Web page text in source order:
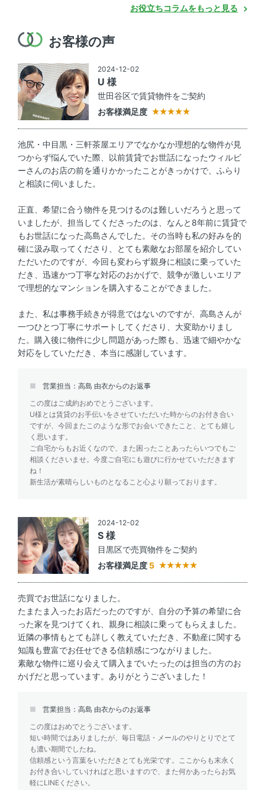
お役立ちコラムをもっと見る
お客様の声
2024-12-02
U 様
世田谷区で賃貸物件をご契約
お客様満足度
池尻・中目黒・三軒茶屋エリアでなかなか理想的な物件が見
つからず悩んでいた際、以前賃貸でお世話になったウィルビ
ーさんのお店の前を通りかかったことがきっかけで、ふらり
と相談に伺いました。
正直、希望に合う物件を見つけるのは難しいだろうと思って
いましたが、担当してくださったのは、なんと8年前に賃貸で
もお世話になった高島さんでした。その当時も私の好みを的
確に汲み取ってくださり、とても素敵なお部屋を紹介してい
ただいたのですが、今回も変わらず親身に相談に乗っていた
だき、迅速かつ丁寧な対応のおかげで、競争が激しいエリア
で理想的なマンションを購入することができました。
また、私は事務手続きが得意ではないのですが、高島さんが
一つひとつ丁寧にサポートしてくださり、大変助かりまし
た。購入後に物件に少し問題があった際も、迅速で細やかな
対応をしていただき、本当に感謝しています。
営業担当：高島 由衣からのお返事
この度はご成約おめでとうございます。
U様とは賃貸のお手伝いをさせていただいた時からのお付き合い
ですが、今回またこのような形でお会いできたこと、とても嬉し
く思います。
ご自宅からもお近くなので、また困ったことあったらいつでもご
相談くださいませ。今度ご自宅にも遊びに行かせていただきます
ね！
新生活が素晴らしいものとなること心より願っております。
2024-12-02
S 様
目黒区で売買物件をご契約
お客様満足度 5
売買でお世話になりました。
たまたま入ったお店だったのですが、自分の予算の希望に合
った家を見つけてくれ、親身に相談に乗ってもらえました。
近隣の事情もとても詳しく教えていただき、不動産に関する
知識も豊富でお任せできる信頼感につながりました。
素敵な物件に巡り会えて購入までいたったのは担当の方のお
かげだと思っています。ありがとうございました！
営業担当：高島 由衣からのお返事
この度はおめでとうございます。
短い時間ではありましたが、毎日電話・メールのやりとりでとて
も濃い期間でしたね。
信頼感という言葉をいただきとても光栄です。ここからも末永く
お付き合いしていければと思いますので、また何かあったらお気
軽にLINEください。